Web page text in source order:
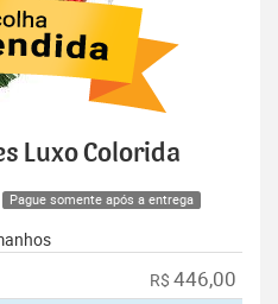
Luxo Colorida
Pague somente após a entrega
R$ 446,00